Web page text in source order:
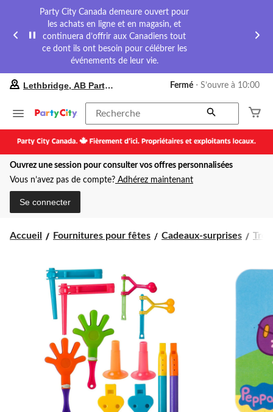
Party City Canada demeure ouvert pour
les achats en ligne et en magasin, et
continuera d’offrir aux Canadiens tout
ce dont ils ont besoin pour célébrer les
événements de leur vie.
préféré
Lethbridge,
Party
City,
courament
Fermé,
pour
Lethbridge, AB Party City Fermé ⋅ S’ouvre à 10:00
Recherche
Ouvrez une session pour consulter vos offres personnalisées
Vous n’avez pas de compte? Adhérez maintenant
Se connecter
Accueil Fournitures pour fêtes Cadeaux-surprises